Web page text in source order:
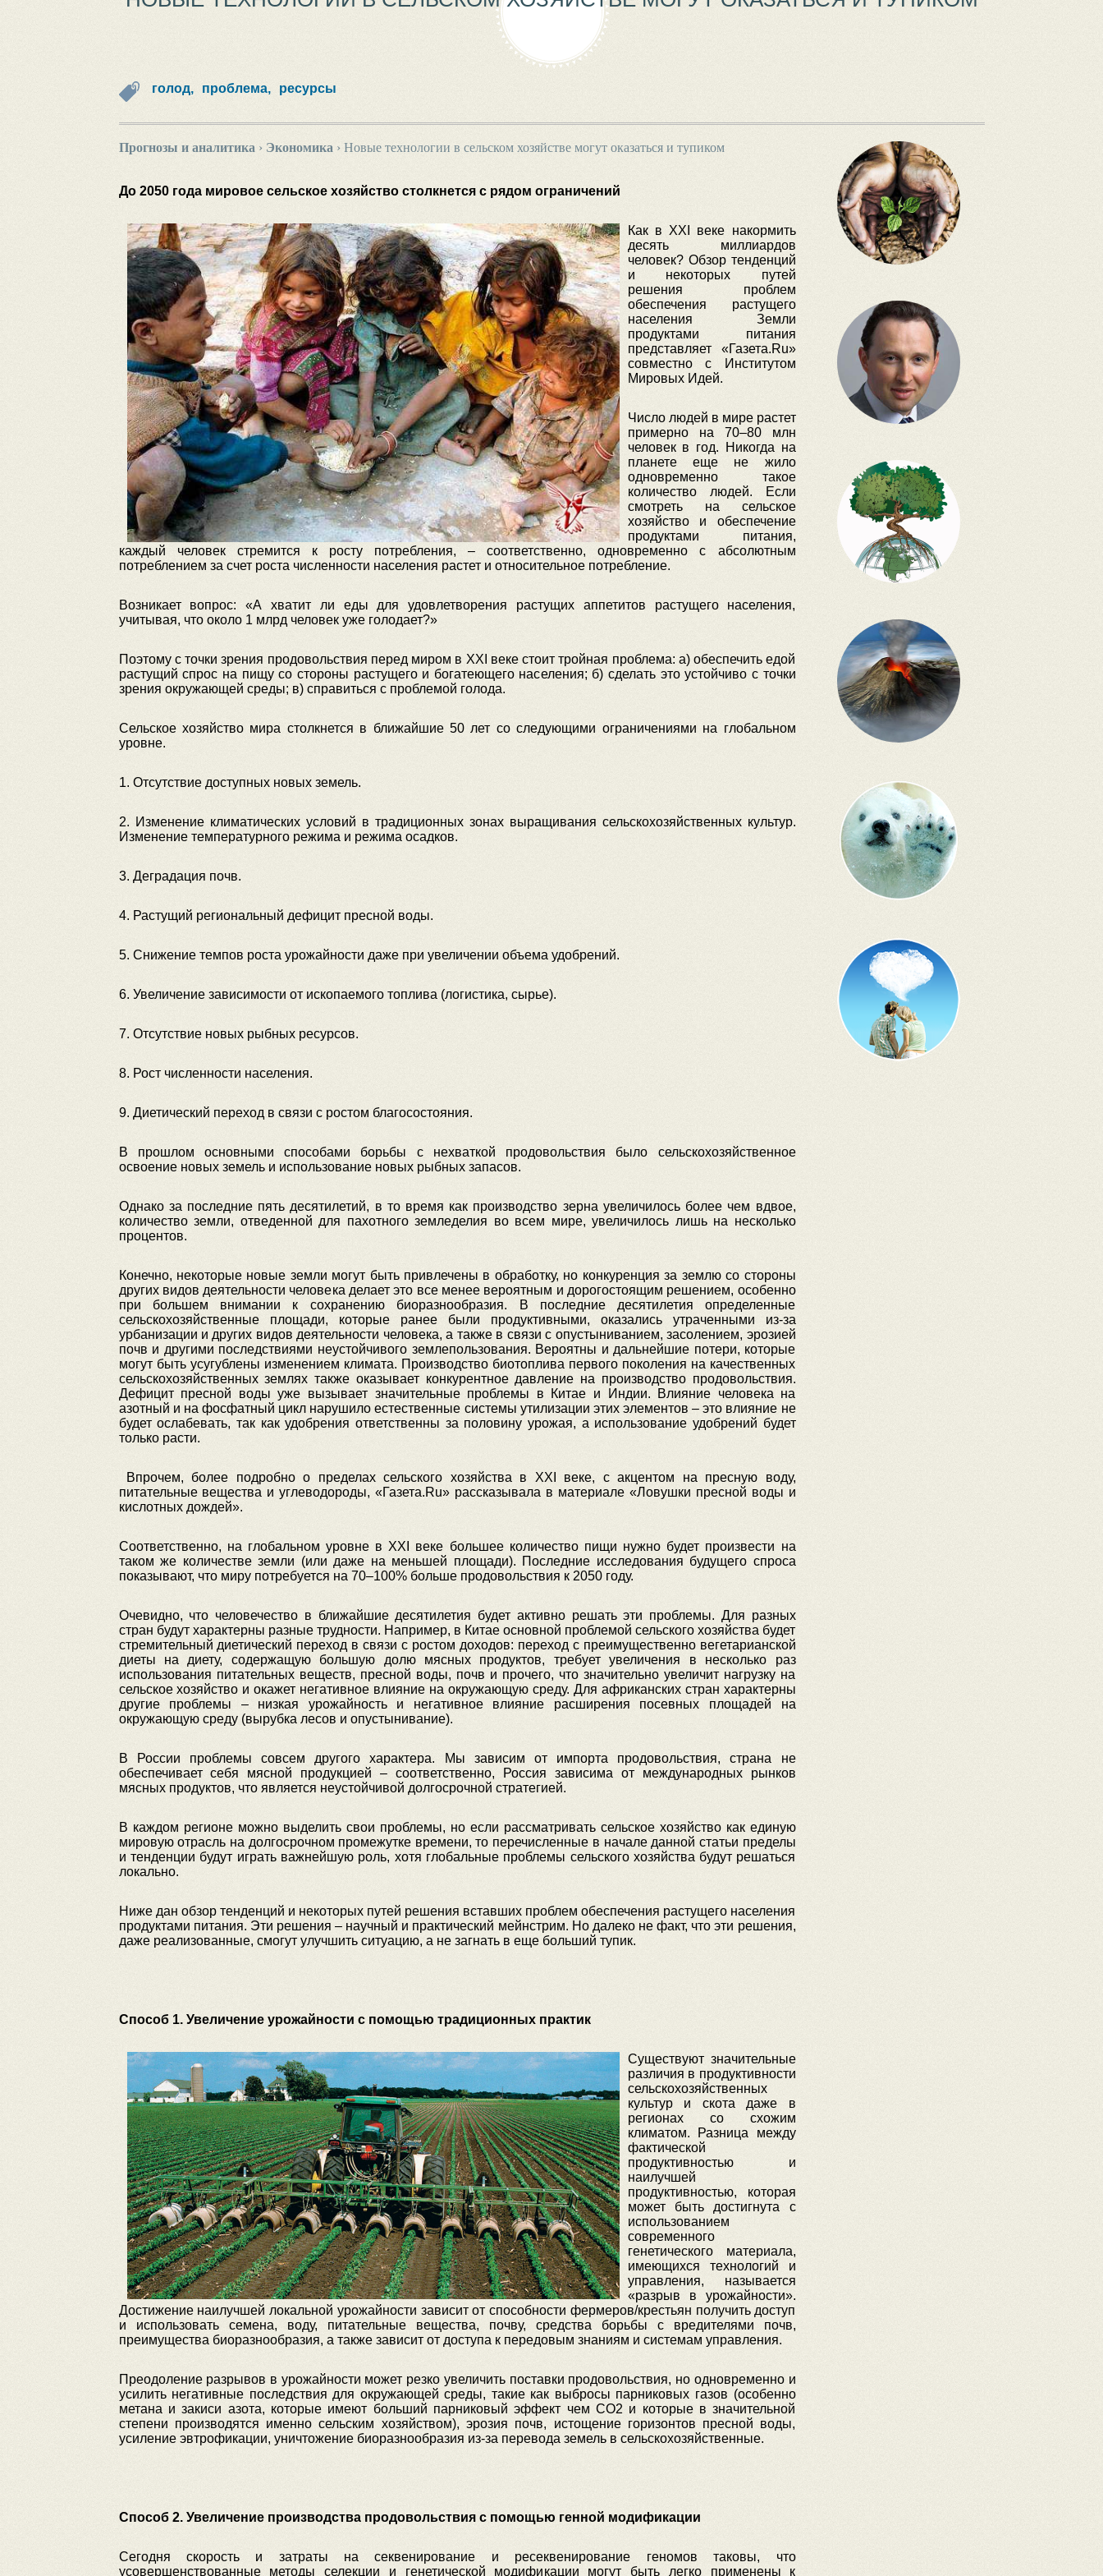
голод, проблема, ресурсы
Прогнозы и аналитика › Экономика › Новые технологии в сельском хозяйстве могут оказаться и тупиком
До 2050 года мировое сельское хозяйство столкнется с рядом ограничений
Как в XXI веке накормить
десять миллиардов
человек? Обзор тенденций
и некоторых путей
решения проблем
обеспечения растущего
населения Земли
продуктами питания
представляет «Газета.Ru»
совместно с Институтом
Мировых Идей.
Число людей в мире растет
примерно на 70–80 млн
человек в год. Никогда на
планете еще не жило
одновременно такое
количество людей. Если
смотреть на сельское
хозяйство и обеспечение
продуктами питания,
каждый человек стремится к росту потребления, – соответственно, одновременно с абсолютным
потреблением за счет роста численности населения растет и относительное потребление.
Возникает вопрос: «А хватит ли еды для удовлетворения растущих аппетитов растущего населения,
учитывая, что около 1 млрд человек уже голодает?»
Поэтому с точки зрения продовольствия перед миром в XXI веке стоит тройная проблема: а) обеспечить едой
растущий спрос на пищу со стороны растущего и богатеющего населения; б) сделать это устойчиво с точки
зрения окружающей среды; в) справиться с проблемой голода.
Сельское хозяйство мира столкнется в ближайшие 50 лет со следующими ограничениями на глобальном
уровне.
1. Отсутствие доступных новых земель.
2. Изменение климатических условий в традиционных зонах выращивания сельскохозяйственных культур.
Изменение температурного режима и режима осадков.
3. Деградация почв.
4. Растущий региональный дефицит пресной воды.
5. Снижение темпов роста урожайности даже при увеличении объема удобрений.
6. Увеличение зависимости от ископаемого топлива (логистика, сырье).
7. Отсутствие новых рыбных ресурсов.
8. Рост численности населения.
9. Диетический переход в связи с ростом благосостояния.
В прошлом основными способами борьбы с нехваткой продовольствия было сельскохозяйственное
освоение новых земель и использование новых рыбных запасов.
Однако за последние пять десятилетий, в то время как производство зерна увеличилось более чем вдвое,
количество земли, отведенной для пахотного земледелия во всем мире, увеличилось лишь на несколько
процентов.
Конечно, некоторые новые земли могут быть привлечены в обработку, но конкуренция за землю со стороны
других видов деятельности человека делает это все менее вероятным и дорогостоящим решением, особенно
при большем внимании к сохранению биоразнообразия. В последние десятилетия определенные
сельскохозяйственные площади, которые ранее были продуктивными, оказались утраченными из-за
урбанизации и других видов деятельности человека, а также в связи с опустыниванием, засолением, эрозией
почв и другими последствиями неустойчивого землепользования. Вероятны и дальнейшие потери, которые
могут быть усугублены изменением климата. Производство биотоплива первого поколения на качественных
сельскохозяйственных землях также оказывает конкурентное давление на производство продовольствия.
Дефицит пресной воды уже вызывает значительные проблемы в Китае и Индии. Влияние человека на
азотный и на фосфатный цикл нарушило естественные системы утилизации этих элементов – это влияние не
будет ослабевать, так как удобрения ответственны за половину урожая, а использование удобрений будет
только расти.
Впрочем, более подробно о пределах сельского хозяйства в XXI веке, с акцентом на пресную воду,
питательные вещества и углеводороды, «Газета.Ru» рассказывала в материале «Ловушки пресной воды и
кислотных дождей».
Соответственно, на глобальном уровне в XXI веке большее количество пищи нужно будет произвести на
таком же количестве земли (или даже на меньшей площади). Последние исследования будущего спроса
показывают, что миру потребуется на 70–100% больше продовольствия к 2050 году.
Очевидно, что человечество в ближайшие десятилетия будет активно решать эти проблемы. Для разных
стран будут характерны разные трудности. Например, в Китае основной проблемой сельского хозяйства будет
стремительный диетический переход в связи с ростом доходов: переход с преимущественно вегетарианской
диеты на диету, содержащую большую долю мясных продуктов, требует увеличения в несколько раз
использования питательных веществ, пресной воды, почв и прочего, что значительно увеличит нагрузку на
сельское хозяйство и окажет негативное влияние на окружающую среду. Для африканских стран характерны
другие проблемы – низкая урожайность и негативное влияние расширения посевных площадей на
окружающую среду (вырубка лесов и опустынивание).
В России проблемы совсем другого характера. Мы зависим от импорта продовольствия, страна не
обеспечивает себя мясной продукцией – соответственно, Россия зависима от международных рынков
мясных продуктов, что является неустойчивой долгосрочной стратегией.
В каждом регионе можно выделить свои проблемы, но если рассматривать сельское хозяйство как единую
мировую отрасль на долгосрочном промежутке времени, то перечисленные в начале данной статьи пределы
и тенденции будут играть важнейшую роль, хотя глобальные проблемы сельского хозяйства будут решаться
локально.
Ниже дан обзор тенденций и некоторых путей решения вставших проблем обеспечения растущего населения
продуктами питания. Эти решения – научный и практический мейнстрим. Но далеко не факт, что эти решения,
даже реализованные, смогут улучшить ситуацию, а не загнать в еще больший тупик.
Способ 1. Увеличение урожайности с помощью традиционных практик
Существуют значительные
различия в продуктивности
сельскохозяйственных
культур и скота даже в
регионах со схожим
климатом. Разница между
фактической
продуктивностью и
наилучшей
продуктивностью, которая
может быть достигнута с
использованием
современного
генетического материала,
имеющихся технологий и
управления, называется
«разрыв в урожайности».
Достижение наилучшей локальной урожайности зависит от способности фермеров/крестьян получить доступ
и использовать семена, воду, питательные вещества, почву, средства борьбы с вредителями почв,
преимущества биоразнообразия, а также зависит от доступа к передовым знаниям и системам управления.
Преодоление разрывов в урожайности может резко увеличить поставки продовольствия, но одновременно и
усилить негативные последствия для окружающей среды, такие как выбросы парниковых газов (особенно
метана и закиси азота, которые имеют больший парниковый эффект чем СО2 и которые в значительной
степени производятся именно сельским хозяйством), эрозия почв, истощение горизонтов пресной воды,
усиление эвтрофикации, уничтожение биоразнообразия из-за перевода земель в сельскохозяйственные.
Способ 2. Увеличение производства продовольствия с помощью генной модификации
Сегодня скорость и затраты на секвенирование и ресеквенирование геномов таковы, что
усовершенствованные методы селекции и генетической модификации могут быть легко применены к